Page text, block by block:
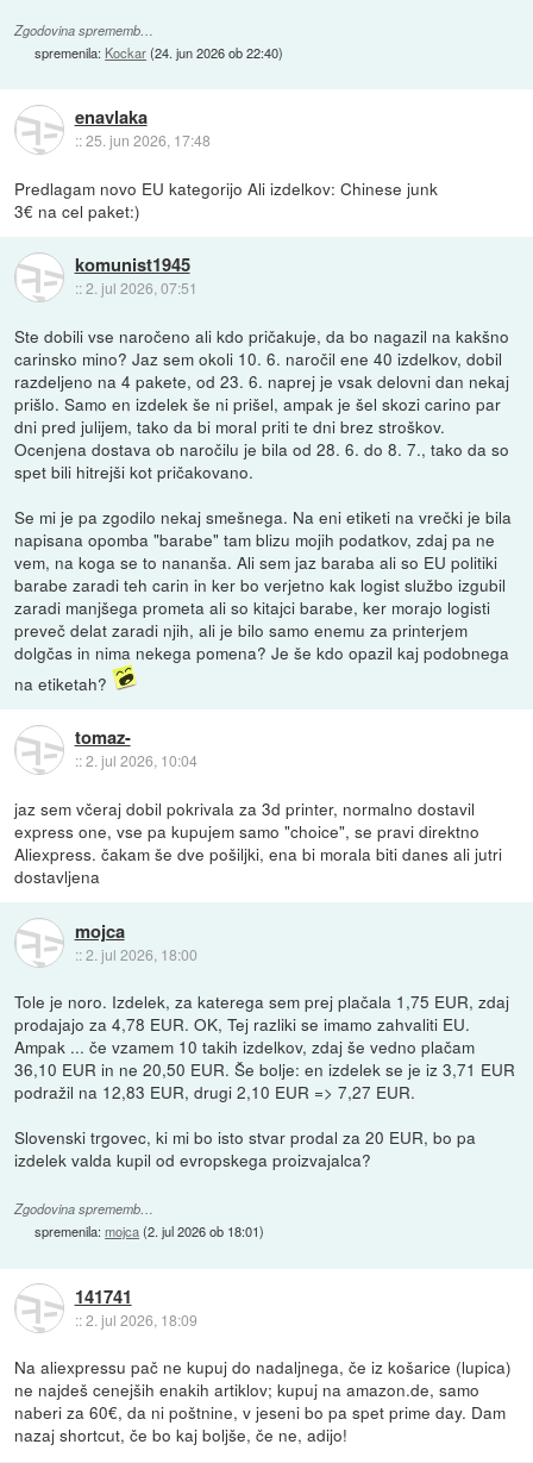
Zgodovina sprememb…
spremenila: Kockar(24. jun 2026 ob 22:40)
enavlaka
::25. jun 2026, 17:48
Predlagam novo EU kategorijo Ali izdelkov: Chinese junk
3€ na cel paket:)
komunist1945
::2. jul 2026, 07:51
Ste dobili vse naročeno ali kdo pričakuje, da bo nagazil na kakšno
carinsko mino? Jaz sem okoli 10. 6. naročil ene 40 izdelkov, dobil
razdeljeno na 4 pakete, od 23. 6. naprej je vsak delovni dan nekaj
prišlo. Samo en izdelek še ni prišel, ampak je šel skozi carino par
dni pred julijem, tako da bi moral priti te dni brez stroškov.
Ocenjena dostava ob naročilu je bila od 28. 6. do 8. 7., tako da so
spet bili hitrejši kot pričakovano.
Se mi je pa zgodilo nekaj smešnega. Na eni etiketi na vrečki je bila
napisana opomba "barabe" tam blizu mojih podatkov, zdaj pa ne
vem, na koga se to nananša. Ali sem jaz baraba ali so EU politiki
barabe zaradi teh carin in ker bo verjetno kak logist službo izgubil
zaradi manjšega prometa ali so kitajci barabe, ker morajo logisti
preveč delat zaradi njih, ali je bilo samo enemu za printerjem
dolgčas in nima nekega pomena? Je še kdo opazil kaj podobnega
na etiketah?
tomaz-
::2. jul 2026, 10:04
jaz sem včeraj dobil pokrivala za 3d printer, normalno dostavil
express one, vse pa kupujem samo "choice", se pravi direktno
Aliexpress. čakam še dve pošiljki, ena bi morala biti danes ali jutri
dostavljena
mojca
::2. jul 2026, 18:00
Tole je noro. Izdelek, za katerega sem prej plačala 1,75 EUR, zdaj
prodajajo za 4,78 EUR. OK, Tej razliki se imamo zahvaliti EU.
Ampak ... če vzamem 10 takih izdelkov, zdaj še vedno plačam
36,10 EUR in ne 20,50 EUR. Še bolje: en izdelek se je iz 3,71 EUR
podražil na 12,83 EUR, drugi 2,10 EUR => 7,27 EUR.
Slovenski trgovec, ki mi bo isto stvar prodal za 20 EUR, bo pa
izdelek valda kupil od evropskega proizvajalca?
Zgodovina sprememb…
spremenila:mojca(2. jul 2026 ob 18:01)
141741
::2. jul 2026, 18:09
Na aliexpressu pač ne kupuj do nadaljnega, če iz košarice (lupica)
ne najdeš cenejših enakih artiklov; kupuj na amazon.de, samo
naberi za 60€, da ni poštnine, v jeseni bo pa spet prime day. Dam
nazaj shortcut, če bo kaj boljše, če ne, adijo!